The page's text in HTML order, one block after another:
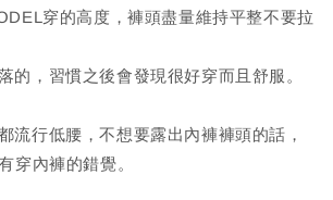
穿的高度，褲頭盡量維持平整不要拉
的，習慣之後會發現很好穿而且舒服。
流行低腰，不想要露出內褲褲頭的話，
穿內褲的錯覺。